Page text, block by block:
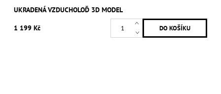
UKRADENÁ VZDUCHOLOĎ 3D MODEL
1 199 Kč